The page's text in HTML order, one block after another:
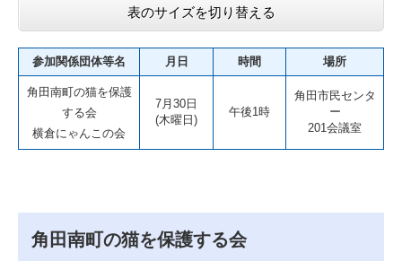
表のサイズを切り替える
参加関係団体等名 月日 時間 場所
角田南町の猫を保護
する会
横倉にゃんこの会
7月30日
(木曜日)
午後1時
角田市民センタ
ー
201会議室
角田南町の猫を保護する会